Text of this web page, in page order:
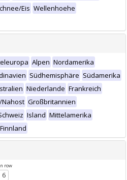
Eis Wellenhoehe
Alpen Nordamerika
Südhemisphäre Südamerika
Niederlande Frankreich
Nahost Großbritannien
Island Mittelamerika
Finnland
row
6